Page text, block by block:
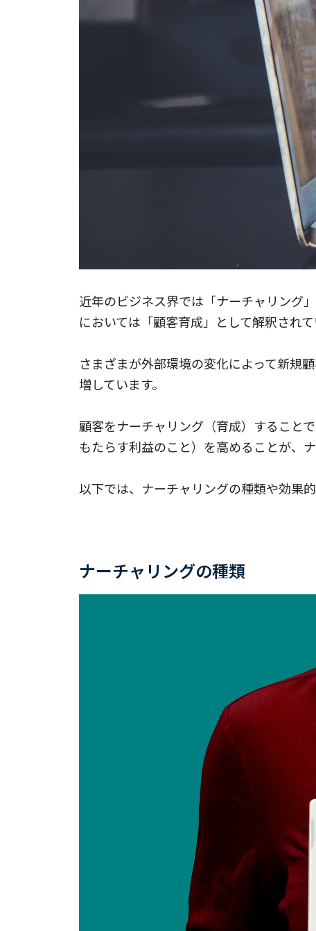
近年のビジネス界では「ナーチャリング
においては「顧客育成」として解釈されて
さまざまが外部環境の変化によって新規
増しています。
顧客をナーチャリング（育成）すること
もたらす利益のこと）を高めることが、
以下では、ナーチャリングの種類や効果
ナーチャリングの種類